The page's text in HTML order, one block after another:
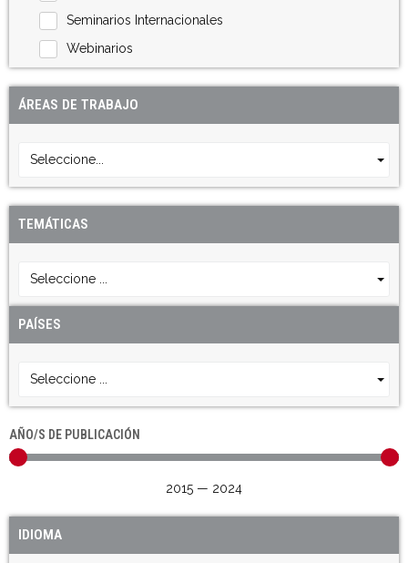
Seminarios Internacionales
Webinarios
ÁREAS DE TRABAJO
Seleccione...
TEMÁTICAS
Seleccione ...
PAÍSES
Seleccione ...
AÑO/S DE PUBLICACIÓN
2015 — 2024
IDIOMA